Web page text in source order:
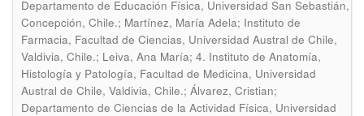
Departamento de Educación Física, Universidad San Sebastián,
Concepción, Chile.; Martínez, María Adela; Instituto de
Farmacia, Facultad de Ciencias, Universidad Austral de Chile,
Valdivia, Chile.; Leiva, Ana María; 4. Instituto de Anatomía,
Histología y Patología, Facultad de Medicina, Universidad
Austral de Chile, Valdivia, Chile.; Álvarez, Cristian;
Departamento de Ciencias de la Actividad Física, Universidad